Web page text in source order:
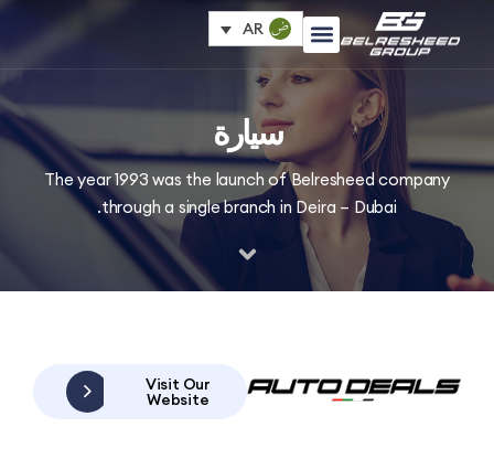
AR
سيارة
The year 1993 was the launch of Belresheed
through a single branch in Deira – Dubai.
Visit Our
Website